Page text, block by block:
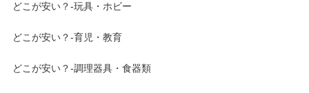
どこが安い？-玩具・ホビー
どこが安い？-育児・教育
どこが安い？-調理器具・食器類